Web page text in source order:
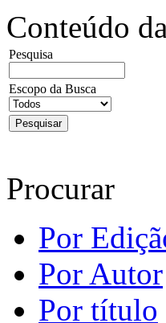
Conteúdo
Pesquisa
Escopo da Busca
Procurar
Por
Por Autor
Por título